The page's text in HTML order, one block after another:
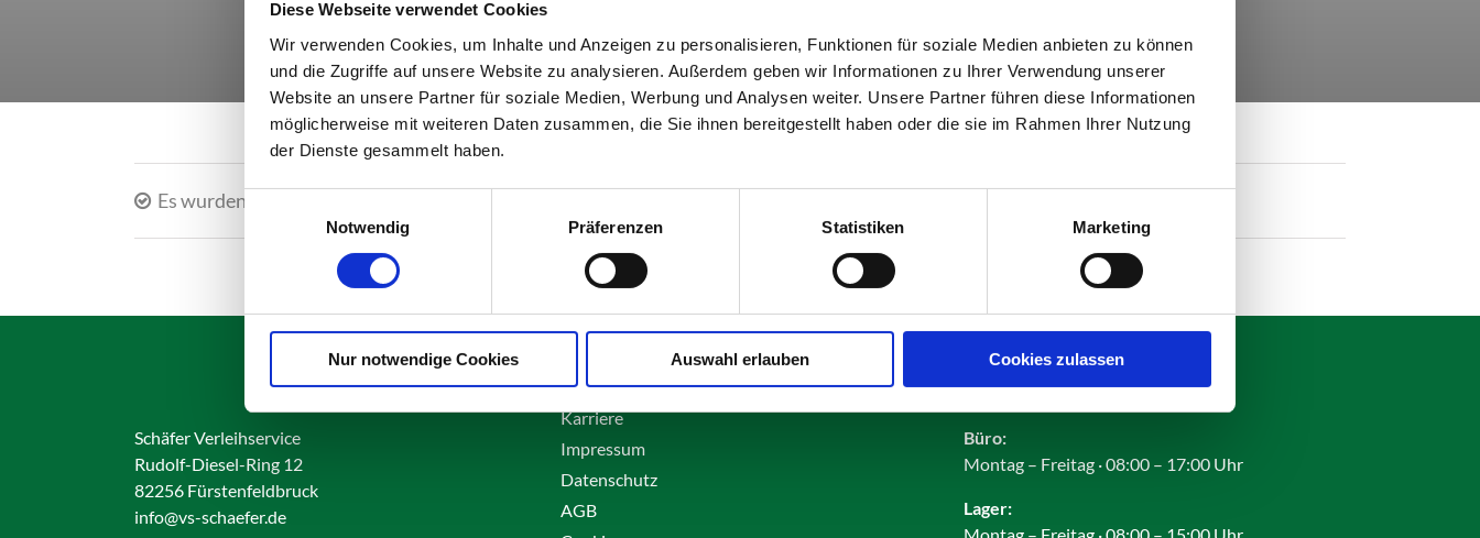
Diese Webseite verwendet Cookies
Wir verwenden Cookies, um Inhalte und Anzeigen zu personalisieren, Funktionen für soziale Medien anbieten zu können
und die Zugriffe auf unsere Website zu analysieren. Außerdem geben wir Informationen zu Ihrer Verwendung unserer
Website an unsere Partner für soziale Medien, Werbung und Analysen weiter. Unsere Partner führen diese Informationen
möglicherweise mit weiteren Daten zusammen, die Sie ihnen bereitgestellt haben oder die sie im Rahmen Ihrer Nutzung
der Dienste gesammelt haben.
Einwilligungsauswahl
Notwendig
Präferenzen Statistiken Marketing
Nur notwendige Cookies Auswahl erlauben Cookies zulassen
Es wurden keine Produkte gefunden, die Ihrer Auswahl entsprechen.
Schäfer Verleihservice
Rudolf-Diesel-Ring 12
82256 Fürstenfeldbruck
info@vs-schaefer.de
Kontakt
Karriere
Impressum
Datenschutz
AGB
Öffnungszeiten:
Büro:
Montag – Freitag · 08:00 – 17:00 Uhr
Lager: